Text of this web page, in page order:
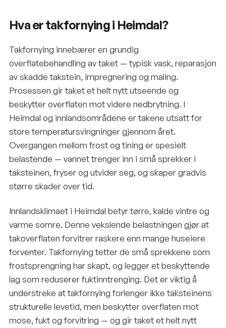
Hva er takfornying i Heimdal?
Takfornying innebærer en grundig
overflatebehandling av taket — typisk vask, reparasjon
av skadde takstein, impregnering og maling.
Prosessen gir taket et helt nytt utseende og
beskytter overflaten mot videre nedbrytning. I
Heimdal og innlandsområdene er takene utsatt for
store temperatursvingninger gjennom året.
Overgangen mellom frost og tining er spesielt
belastende — vannet trenger inn i små sprekker i
taksteinen, fryser og utvider seg, og skaper gradvis
større skader over tid.
Innlandsklimaet i Heimdal betyr tørre, kalde vintre og
varme somre. Denne vekslende belastningen gjør at
takoverflaten forvitrer raskere enn mange huseiere
forventer. Takfornying tetter de små sprekkene som
frostsprengning har skapt, og legger et beskyttende
lag som reduserer fuktinntrenging. Det er viktig å
understreke at takfornying forlenger ikke taksteinens
strukturelle levetid, men beskytter overflaten mot
mose, fukt og forvitring — og gir taket et helt nytt